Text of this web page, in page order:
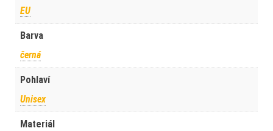
EU
Barva
černá
Pohlaví
Unisex
Materiál